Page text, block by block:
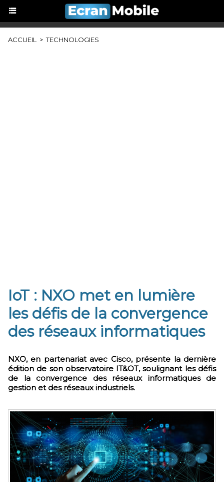
ACCUEIL > TECHNOLOGIES
IoT : NXO met en lumière
les défis de la convergence
des réseaux informatiques
NXO, en partenariat avec Cisco, présente la dernière
édition de son observatoire IT&OT, soulignant les défis
de la convergence des réseaux informatiques de
gestion et des réseaux industriels.